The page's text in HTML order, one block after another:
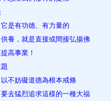
是有功德、有力量的
養，就是直接或間接弘揚佛
高事業！
不妨礙道德為根本戒條
去猛烈追求這樣的一種大福